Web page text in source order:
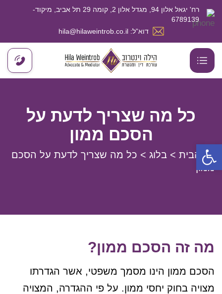
רח' יגאל אלון 94, מגדל אלון 2, קומה 29 תל אביב, מיקוד-
6789139
דוא”ל: hila@hilaweintrob.co.il
כל מה שצריך לדעת על
הסכם ממון
דף הבית > בלוג > כל מה שצריך לדעת על הסכם
ממון
מה זה הסכם ממון?
הסכם ממון הינו מסמך משפטי, אשר הגדרתו
מצויה בחוק יחסי ממון. על פי ההגדרה, המצויה
פתח סרגל נגישות